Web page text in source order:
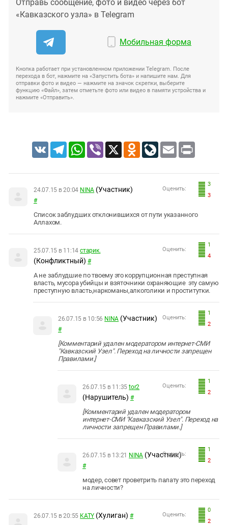
Отправь сообщение, фото и видео через бот
«Кавказского узла» в Telegram
Мобильная форма
Кнопка работает при установленном приложении Telegram. После
перехода в бот, нажмите на «Запустить бота» и напишите нам. Для
отправки фото и видео — нажмите на значок скрепки, выберите
функцию «Файл», затем отметьте фото или видео в памяти устройства и
нажмите «Отправить».
VK TelegramWhatsApp
Viber X Odnoklassniki
LiveJournal
Email Print
3
3
Оценить:
24.07.15 в 20:04 NINA (Участник)
#
Список заблудших отклонившихся от пути указанного
Аллахом.
1
4
Оценить:
25.07.15 в 11:14 старик.
(Конфликтный) #
А не заблудшие по твоему это коррупционная преступная
власть, мусора убийцы и взяточники охраняющие эту самую
преступную власть,наркоманы,алкоголики и проститутки.
1
2
Оценить:
26.07.15 в 10:56 NINA (Участник)
#
[Комментарий удален модератором интернет-СМИ
"Кавказский Узел". Переход на личности запрещен
Правилами.]
1
2
Оценить:
26.07.15 в 11:35 tor2
(Нарушитель) #
[Комментарий удален модератором
интернет-СМИ "Кавказский Узел". Переход на
личности запрещен Правилами.]
1
2
Оценить:
26.07.15 в 13:21 NINA (Участник)
#
модер, совет проветрить палату это переход
на личности?
0
2
Оценить:
26.07.15 в 20:55 KATY (Хулиган) #